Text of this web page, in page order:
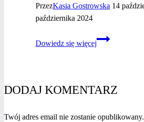
PrzezKasia Gostrowska 14
października 2024
Dowiedz się więcej
Jak
konkurencyjnej
DODAJ KOMENTARZ
Twój adres email nie zostanie opublikowany.